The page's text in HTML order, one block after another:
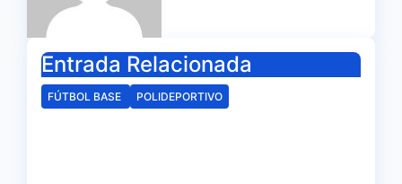
Entrada Relacionada
FÚTBOL BASE POLIDEPORTIVO